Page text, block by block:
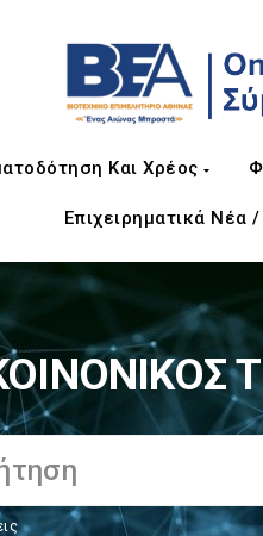
Και Χρέος
Επιχειρηματικά Νέα